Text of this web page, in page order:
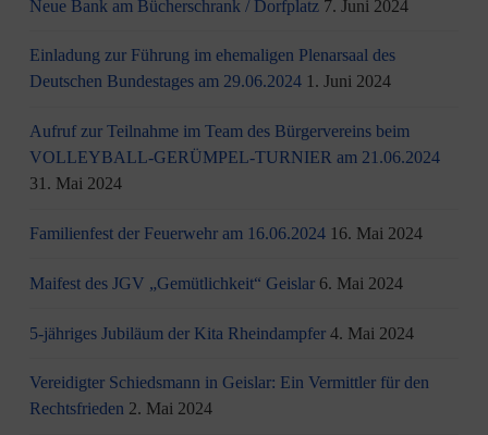
Neue Bank am Bücherschrank / Dorfplatz 7. Juni 2024
Einladung zur Führung im ehemaligen Plenarsaal des
Deutschen Bundestages am 29.06.2024 1. Juni 2024
Aufruf zur Teilnahme im Team des Bürgervereins beim
VOLLEYBALL-GERÜMPEL-TURNIER am 21.06.2024
31. Mai 2024
Familienfest der Feuerwehr am 16.06.2024 16. Mai 2024
Maifest des JGV „Gemütlichkeit“ Geislar 6. Mai 2024
5-jähriges Jubiläum der Kita Rheindampfer 4. Mai 2024
Vereidigter Schiedsmann in Geislar: Ein Vermittler für den
Rechtsfrieden 2. Mai 2024